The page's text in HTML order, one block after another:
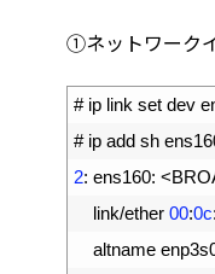
①ネットワーク
# ip link set dev
# ip add sh
2: ens160: <
link/ether 00:0c:
altname